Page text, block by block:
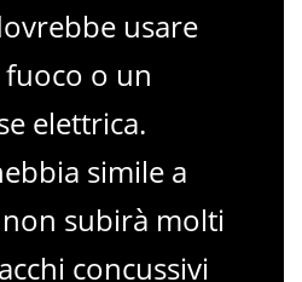
usare
fuoco o un
elettrica.
simile a
subirà molti
concussivi